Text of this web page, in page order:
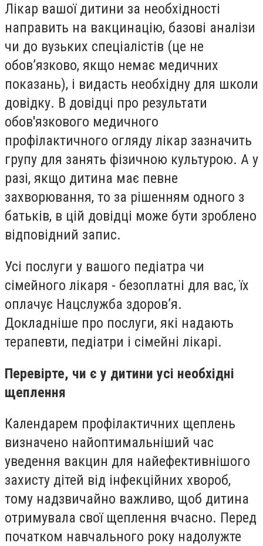
Лікар вашої дитини за необхідності
направить на вакцинацію, базові аналізи
чи до вузьких спеціалістів (це не
обов’язково, якщо немає медичних
показань), і видасть необхідну для школи
довідку. В довідці про результати
обов'язкового медичного
профілактичного огляду лікар зазначить
групу для занять фізичною культурою. А у
разі, якщо дитина має певне
захворювання, то за рішенням одного з
батьків, в цій довідці може бути зроблено
відповідний запис.
Усі послуги у вашого педіатра чи
сімейного лікаря - безоплатні для вас, їх
оплачує Нацслужба здоров’я.
Докладніше про послуги, які надають
терапевти, педіатри і сімейні лікарі.
Перевірте, чи є у дитини усі необхідні
щеплення
Календарем профілактичних щеплень
визначено найоптимальніший час
уведення вакцин для найефективнішого
захисту дітей від інфекційних хвороб,
тому надзвичайно важливо, щоб дитина
отримувала свої щеплення вчасно. Перед
початком навчального року надолужте